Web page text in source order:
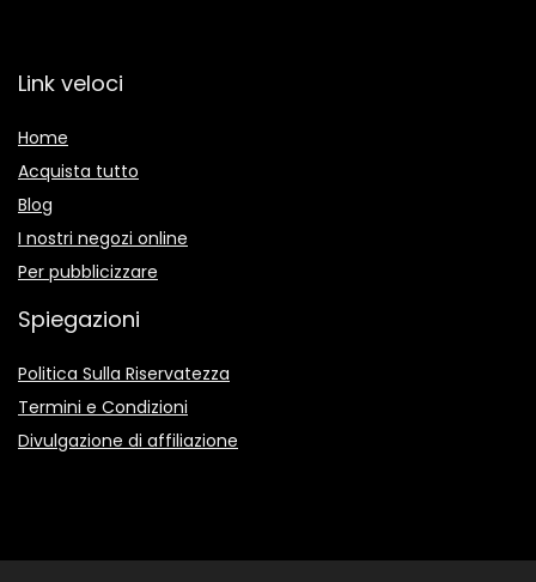
Link veloci
Home
Acquista tutto
Blog
I nostri negozi online
Per pubblicizzare
Spiegazioni
Politica Sulla Riservatezza
Termini e Condizioni
Divulgazione di affiliazione